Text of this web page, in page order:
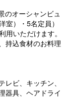
xt
のオーシャンビュ
室）・5名定員）
用いただけます。
持込食材のお料理
ビ、キッチン、
器具、ヘアドライ